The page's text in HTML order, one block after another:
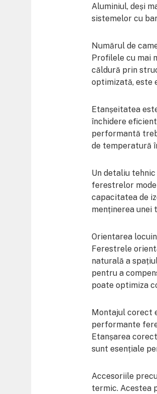
Aluminiul, deși
sistemelor cu
Numărul de
Profilele cu mai
căldură prin
optimizată, este
Etanșeitatea
închidere
performantă
de temperatură
Un detaliu
ferestrelor
capacitatea de
menținerea unei
Orientarea
Ferestrele
naturală a
pentru a
poate optimiza
Montajul corect
performante
Etanșarea
sunt esențiale
Accesoriile
termic. Acestea